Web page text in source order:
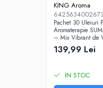
KING Aroma
6425634002673
Pachet 30 Uleiuri
Aromaterapie
– Mix Vibrant de
139,99 Lei
IN STOC